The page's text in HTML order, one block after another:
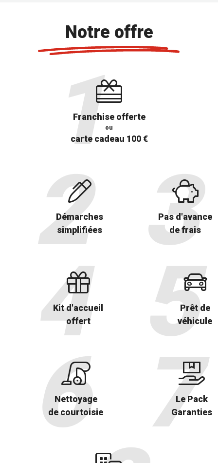
Notre offre
Franchise offerte
ou
carte cadeau 100 €
Démarches
simplifiées
Pas d'avance
de frais
Kit d'accueil
offert
Prêt de
véhicule
Nettoyage
de courtoisie
Le Pack
Garanties